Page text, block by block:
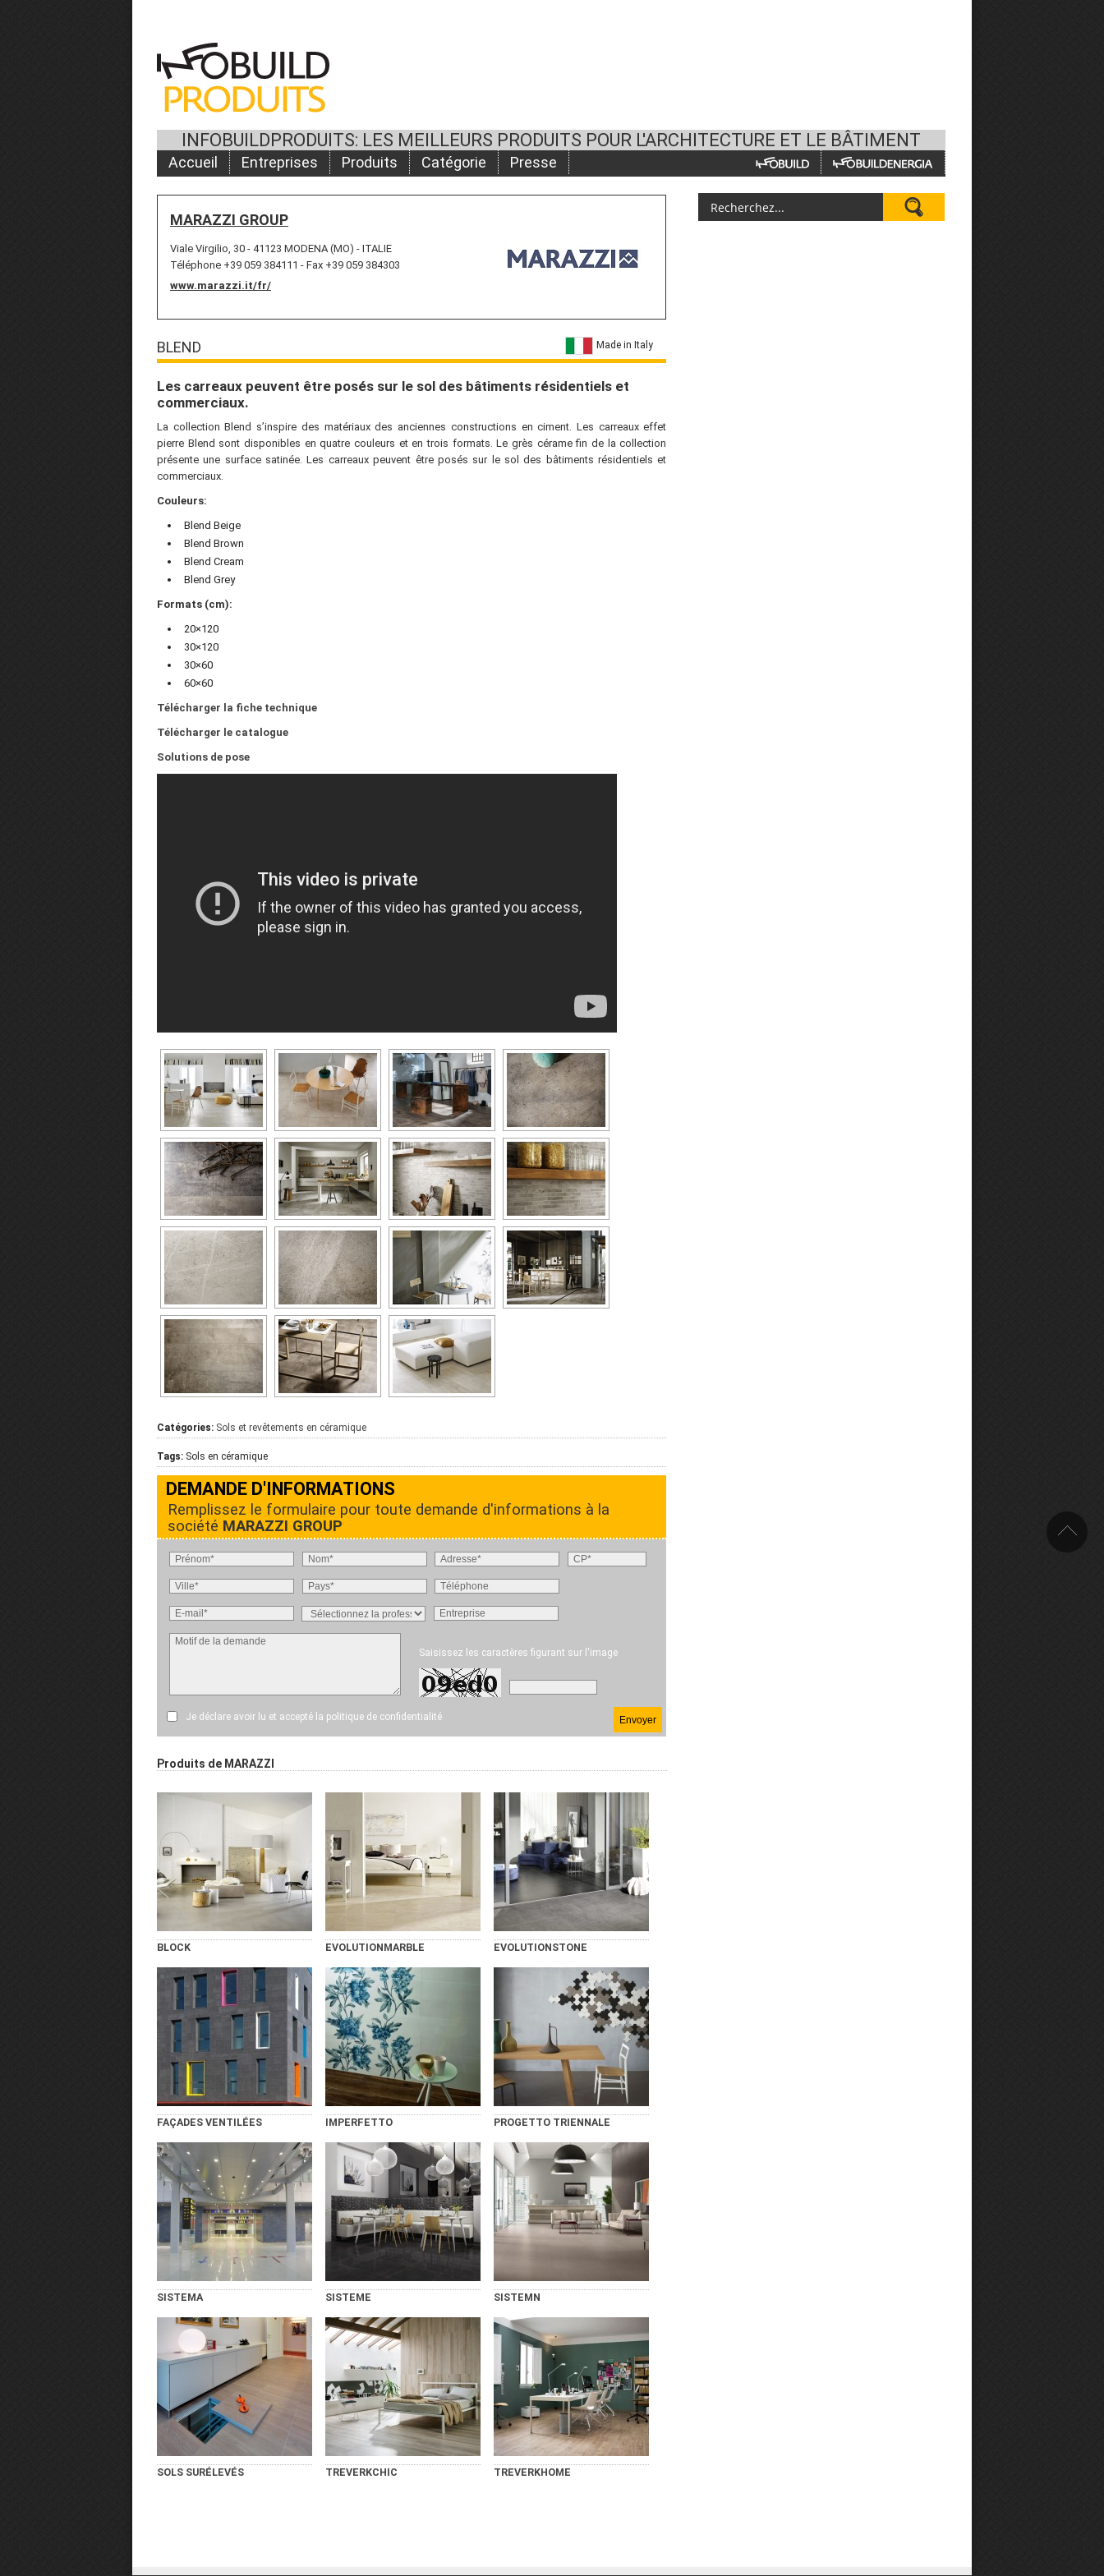
INFOBUILDPRODUITS: LES MEILLEURS PRODUITS POUR L'ARCHITECTURE ET LE BÂTIMENT
Accueil Entreprises Produits Catégorie Presse
MARAZZI GROUP
Viale Virgilio, 30 - 41123 MODENA (MO) - ITALIE
Téléphone +39 059 384111 - Fax +39 059 384303
www.marazzi.it/fr/
BLEND Made in Italy
Les carreaux peuvent être posés sur le sol des bâtiments résidentiels et
commerciaux.
La collection Blend s’inspire des matériaux des anciennes constructions en ciment. Les carreaux effet
pierre Blend sont disponibles en quatre couleurs et en trois formats. Le grès cérame fin de la collection
présente une surface satinée. Les carreaux peuvent être posés sur le sol des bâtiments résidentiels et
commerciaux.
Couleurs:
Blend Beige
Blend Brown
Blend Cream
Blend Grey
Formats (cm):
20×120
30×120
30×60
60×60
Télécharger la fiche technique
Télécharger le catalogue
Solutions de pose
Catégories: Sols et revêtements en céramique
Tags: Sols en céramique
DEMANDE D'INFORMATIONS
Remplissez le formulaire pour toute demande d'informations à la
société MARAZZI GROUP
Saisissez les caractères figurant sur l'image
Je déclare avoir lu et accepté la politique de confidentialité
Produits de MARAZZI
BLOCK EVOLUTIONMARBLE EVOLUTIONSTONE
FAÇADES VENTILÉES IMPERFETTO PROGETTO TRIENNALE
SISTEMA SISTEME SISTEMN
SOLS SURÉLEVÉS TREVERKCHIC TREVERKHOME